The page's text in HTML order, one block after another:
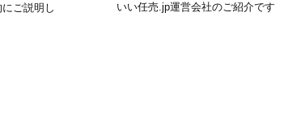
ご説明し
いい任売.jp運営会社のご紹介です